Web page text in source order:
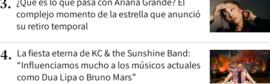
3.
complejo momento de la estrella que anunció
su retiro temporal
4. La fiesta eterna de KC & the Sunshine Band:
“Influenciamos mucho a los músicos actuales
como Dua Lipa o Bruno Mars”